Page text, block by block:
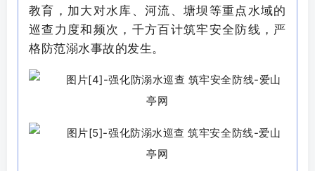
教育，加大对水库、河流、塘坝等重点水域的
巡查力度和频次，千方百计筑牢安全防线，严
格防范溺水事故的发生。